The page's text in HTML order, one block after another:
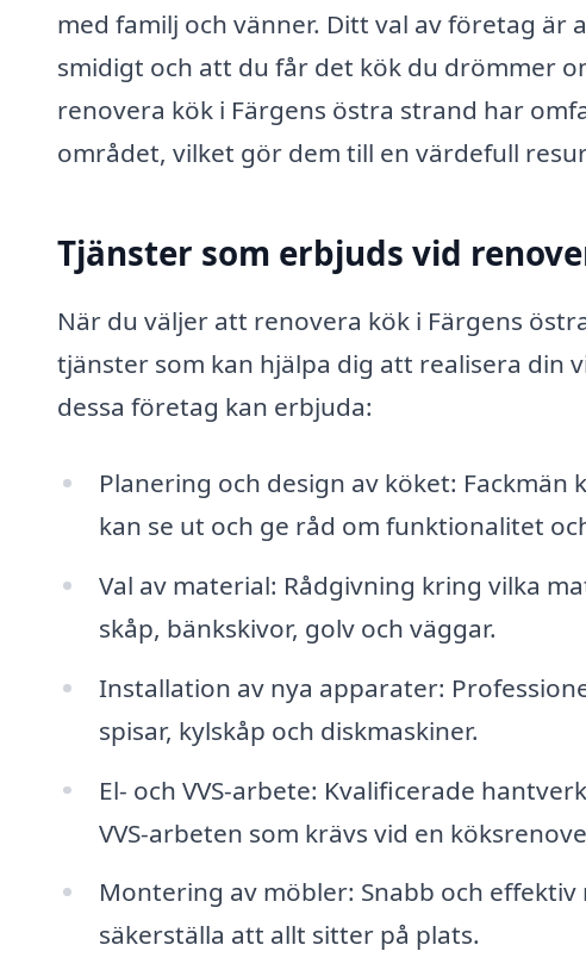
med familj och vänner. Ditt val av företag
smidigt och att du får det kök du drömmer
renovera kök i Färgens östra strand har
området, vilket gör dem till en värdefull
Tjänster som erbjuds vid
När du väljer att renovera kök i Färgens
tjänster som kan hjälpa dig att realisera din
dessa företag kan erbjuda:
Planering och design av köket:
kan se ut och ge råd om funktionalitet
Val av material: Rådgivning kring vilka
skåp, bänkskivor, golv och väggar.
Installation av nya apparater:
spisar, kylskåp och diskmaskiner.
El- och VVS-arbete: Kvalificerade
VVS-arbeten som krävs vid en
Montering av möbler: Snabb och
säkerställa att allt sitter på plats.